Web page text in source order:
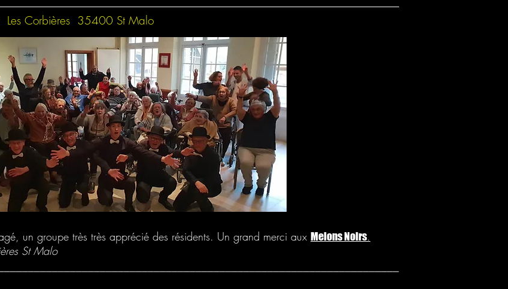
Les Corbières 35400 St Malo
un groupe très très apprécié des résidents. Un grand merci aux Melons Noirs.
St Malo